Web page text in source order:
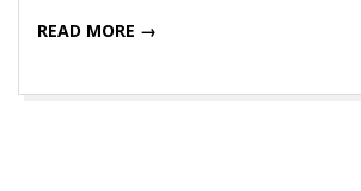
READ MORE →